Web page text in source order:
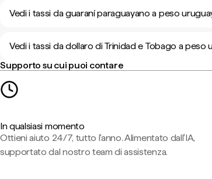
Vedi i tassi da guaraní paraguayano a peso
Vedi i tassi da dollaro di Trinidad e Tobago a peso
Supporto su cui puoi contare
In qualsiasi momento
Ottieni aiuto 24/7, tutto l'anno. Alimentato dall'IA,
supportato dal nostro team di assistenza.